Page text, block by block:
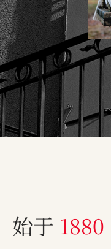
始于 1880